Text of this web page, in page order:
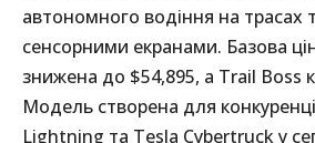
автономного водіння на трасах
сенсорними екранами. Базова
знижена до $54,895, а Trail Boss
Модель створена для
Lightning та Tesla Cybertruck у